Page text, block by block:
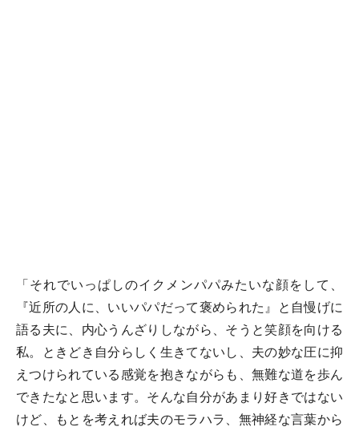
「それでいっぱしのイクメンパパみたいな顔をして、
『近所の人に、いいパパだって褒められた』と自慢げに
語る夫に、内心うんざりしながら、そうと笑顔を向ける
私。ときどき自分らしく生きてないし、夫の妙な圧に抑
えつけられている感覚を抱きながらも、無難な道を歩ん
できたなと思います。そんな自分があまり好きではない
けど、もとを考えれば夫のモラハラ、無神経な言葉から